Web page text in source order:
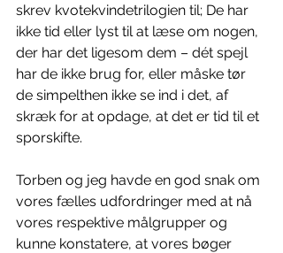
skrev kvotekvindetrilogien til; De har
ikke tid eller lyst til at læse om nogen,
der har det ligesom dem – dét spejl
har de ikke brug for, eller måske tør
de simpelthen ikke se ind i det, af
skræk for at opdage, at det er tid til et
sporskifte.
Torben og jeg havde en god snak om
vores fælles udfordringer med at nå
vores respektive målgrupper og
kunne konstatere, at vores bøger